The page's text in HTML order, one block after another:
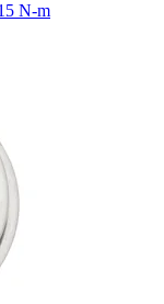
N-m